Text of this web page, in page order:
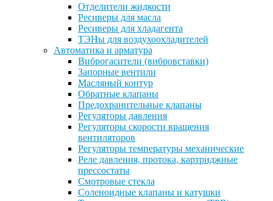
Отделители жидкости
Ресиверы для масла
Ресиверы для хладагента
ТЭНы для воздухоохладителей
Автоматика и арматура
Виброгасители (вибровставки)
Запорные вентили
Масляный контур
Обратные клапаны
Предохранительные клапаны
Регуляторы давления
Регуляторы скорости вращения
вентиляторов
Регуляторы температуры механические
Реле давления, протока, картриджные
прессостаты
Смотровые стекла
Соленоидные клапаны и катушки